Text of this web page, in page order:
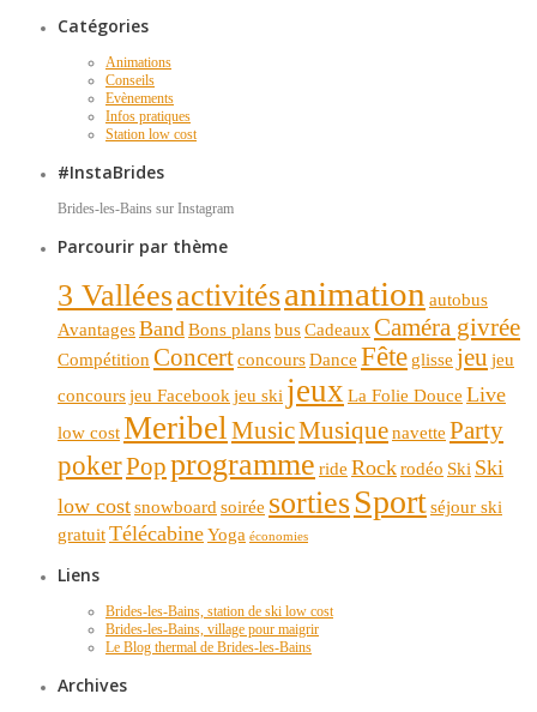
Catégories
Animations
Conseils
Evènements
Infos pratiques
Station low cost
#InstaBrides
Brides-les-Bains sur Instagram
Parcourir par thème
3 Valléesactivitésanimation autobus
AvantagesBandBons plansbusCadeaux Caméra givrée
Compétition ConcertconcoursDance Fête glisse jeu jeu
concoursjeu Facebook jeu ski jeuxLa Folie Douce Live
low costMeribelMusicMusiquenavette Party
pokerPopprogramme ride Rockrodéo Ski Ski
low costsnowboard soirée sortiesSportséjour ski
gratuitTélécabineYoga économies
Liens
Brides-les-Bains, station de ski low cost
Brides-les-Bains, village pour maigrir
Le Blog thermal de Brides-les-Bains
Archives